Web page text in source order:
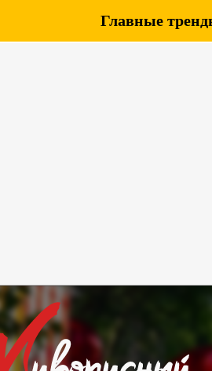
Главные